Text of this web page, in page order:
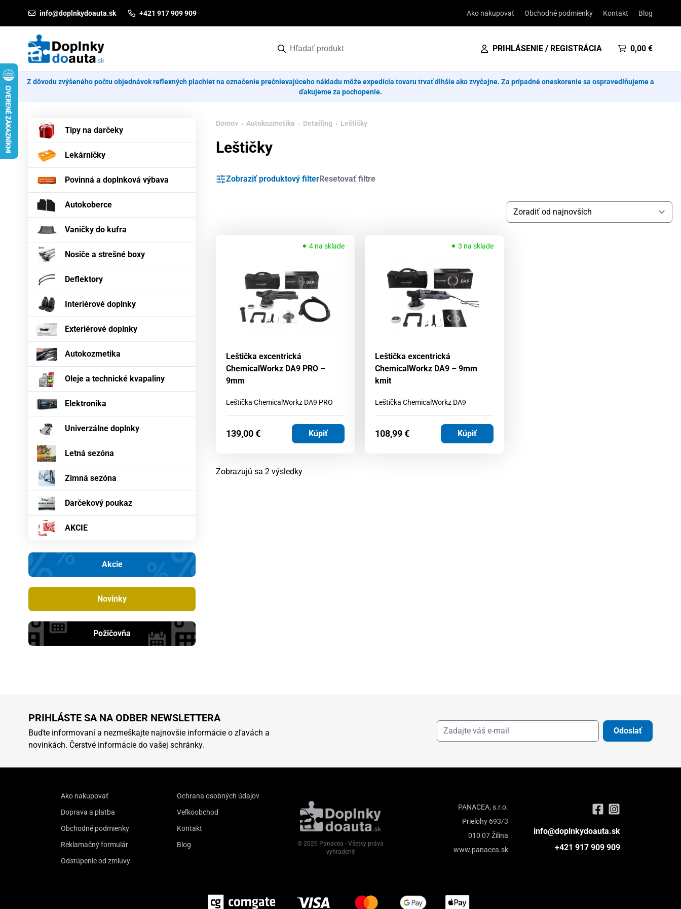
info@doplnkydoauta.sk +421 917 909 909 Ako nakupovať Obchodné podmienky Kontakt Blog
PRIHLÁSENIE / REGISTRÁCIA 0,00 €
Z dôvodu zvýšeného počtu objednávok reflexných plachiet na označenie prečnievajúceho nákladu môže expedícia tovaru trvať dlhšie ako zvyčajne. Za prípadné oneskorenie sa ospravedlňujeme a
ďakujeme za pochopenie.
Tipy na darčeky
Lekárničky
Povinná a doplnková výbava
Autokoberce
Vaničky do kufra
Nosiče a strešné boxy
Deflektory
Interiérové doplnky
Exteriérové doplnky
Autokozmetika
Oleje a technické kvapaliny
Elektronika
Univerzálne doplnky
Letná sezóna
Zimná sezóna
Darčekový poukaz
AKCIE
Akcie
Novinky
Požičovňa
Domov › Autokozmetika › Detailing › Leštičky
Leštičky
Zobraziť produktový filterResetovať filtre
4 na sklade
Leštička excentrická
ChemicalWorkz DA9 PRO –
9mm
Leštička ChemicalWorkz DA9 PRO
139,00€ Kúpiť
3 na sklade
Leštička excentrická
ChemicalWorkz DA9 – 9mm
kmit
Leštička ChemicalWorkz DA9
108,99€ Kúpiť
Zobrazujú sa 2 výsledkyZoradené
PRIHLÁSTE SA NA ODBER NEWSLETTERA
Buďte informovaní a nezmeškajte najnovšie informácie o zľavách a
novinkách. Čerstvé informácie do vašej schránky.
Odoslať
Ako nakupovať
Doprava a platba
Obchodné podmienky
Reklamačný formulár
Odstúpenie od zmluvy
Ochrana osobných údajov
Veľkoobchod
Kontakt
Blog
PANACEA, s.r.o.
Prielohy 693/3
010 07 Žilina
www.panacea.sk
info@doplnkydoauta.sk
+421 917 909 909
© 2026 Panacea - Všetky práva
vyhradené